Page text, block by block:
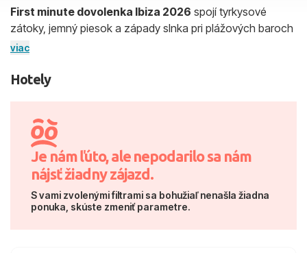
2 dospelí, 0 deti
First minute dovolenka Ibiza 2026 spojí tyrkysové
zátoky, jemný piesok a západy slnka pri plážových baroch
aj v pokojnejších zátokách mimo ruchu klubov. Vďaka
pláži, rodinné izby s výhľadom na more aj isté termíny
jednoducho porovnáte
cestoviek, nastavíte si odlety z Bratislavy alebo Viedne,
stravu all inclusive a polohu hotela tak, aby Ibiza presne
sedela vašej predstave.
viac
Hotely
Je nám ľúto, ale nepodarilo sa nám
nájsť žiadny zájazd.
S vami zvolenými filtrami sa bohužiaľ nenašla žiadna
ponuka, skúste zmeniť parametre.